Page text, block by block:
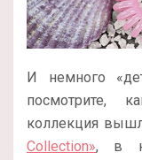
И немного
посмотрите,
коллекция
Collection», в